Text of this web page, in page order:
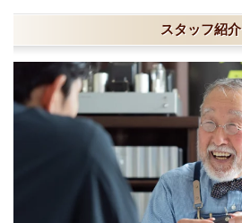
スタッフ紹介